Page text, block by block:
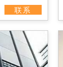
联系